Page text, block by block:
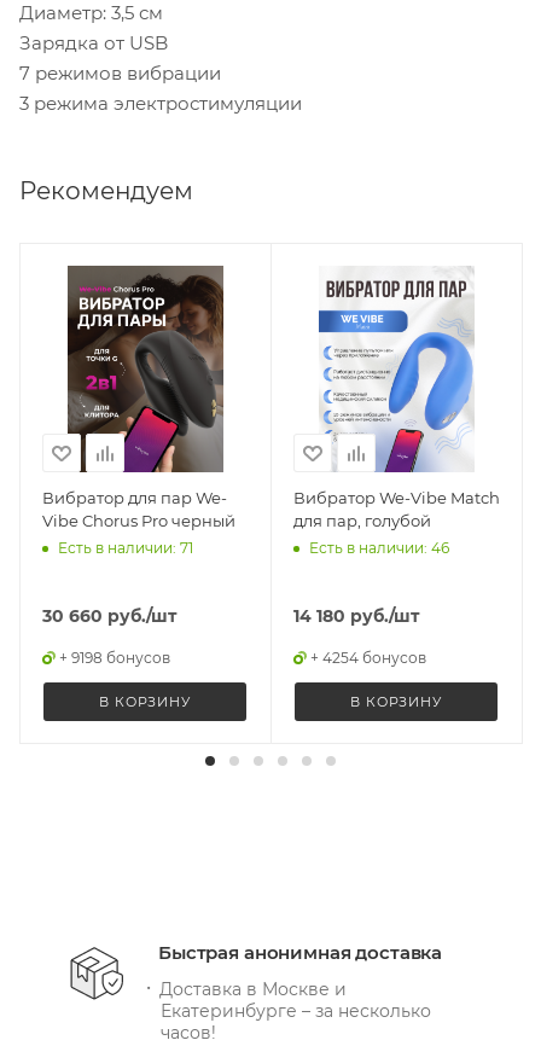
Диаметр: 3,5 см
Зарядка от USB
7 режимов вибрации
3 режима электростимуляции
Рекомендуем
Вибратор для пар We-
Vibe Chorus Pro черный
Есть в наличии: 71
30 660 руб./шт
+ 9198 бонусов
В КОРЗИНУ
Вибратор We-Vibe Match
для пар, голубой
Есть в наличии: 46
14 180 руб./шт
+ 4254 бонусов
В КОРЗИНУ
Быстрая анонимная доставка
Доставка в Москве и
Екатеринбурге – за несколько
часов!